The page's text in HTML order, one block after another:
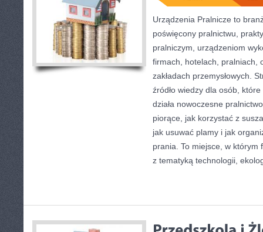
Urządzenia Pralnicze to
poświęcony pralnictwu,
pralniczym, urządzeniom
firmach, hotelach, pralniach,
zakładach przemysłowych.
źródło wiedzy dla osób,
działa nowoczesne
piorące, jak korzystać z
jak usuwać plamy i jak
prania. To miejsce, w którym
z tematyką technologii,